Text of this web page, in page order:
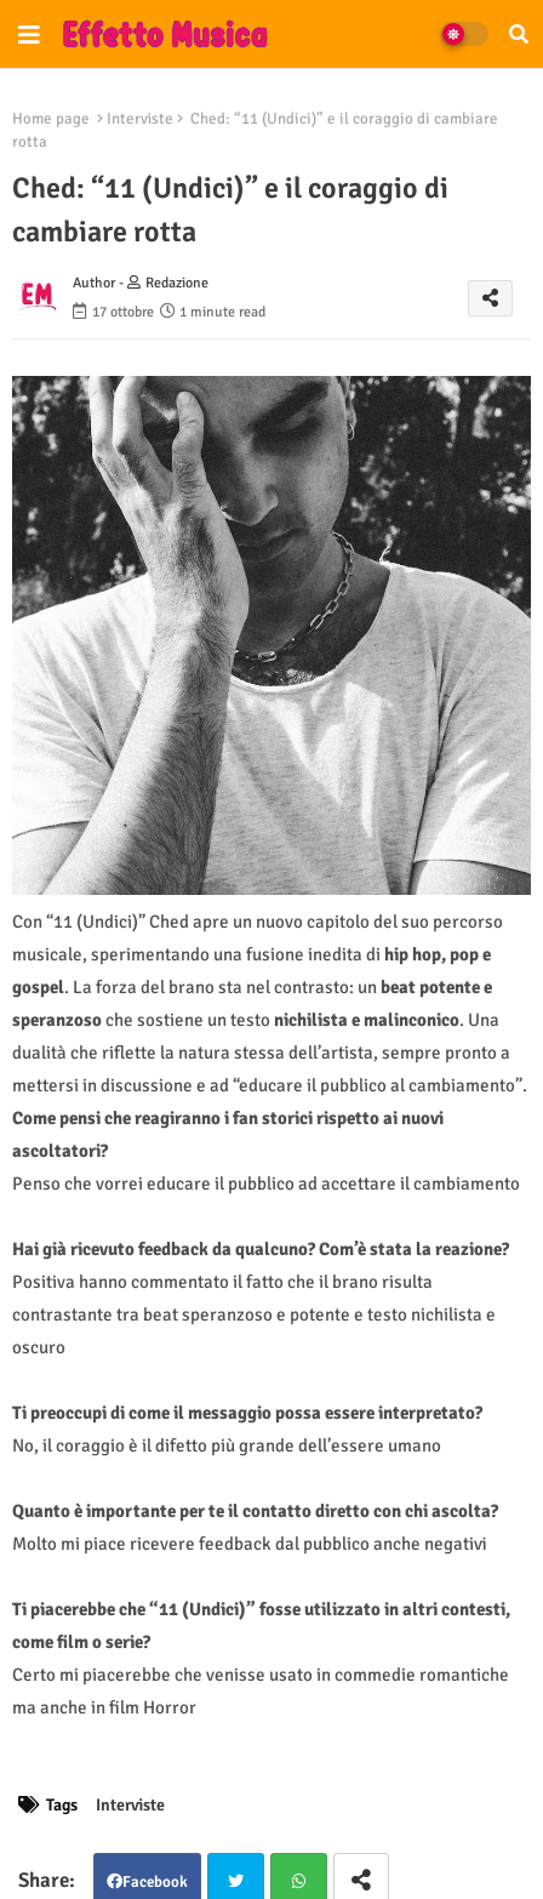
Home page Interviste
Ched: “11 (Undici)” e il coraggio di cambiare
rotta
Ched: “11 (Undici)” e il coraggio di
cambiare rotta
Author -
Redazione
17 ottobre
1 minute read
Con “11 (Undici)” Ched apre un nuovo capitolo del suo percorso
musicale, sperimentando una fusione inedita di hip hop, pop e
gospel. La forza del brano sta nel contrasto: un beat potente e
speranzosoche sostiene un testo nichilista e malinconico. Una
dualità che riflette la natura stessa dell’artista, sempre pronto a
mettersi in discussione e ad “educare il pubblico al cambiamento”.
Come pensi che reagiranno i fan storici rispetto ai nuovi
ascoltatori?
Penso che vorrei educare il pubblico ad accettare il cambiamento
Hai già ricevuto feedback da qualcuno? Com’è stata la reazione?
Positiva hanno commentato il fatto che il brano risulta
contrastante tra beat speranzoso e potente e testo nichilista e
oscuro
Ti preoccupi di come il messaggio possa essere interpretato?
No, il coraggio è il difetto più grande dell’essere umano
Quanto è importante per te il contatto diretto con chi ascolta?
Molto mi piace ricevere feedback dal pubblico anche negativi
Ti piacerebbe che “11 (Undici)” fosse utilizzato in altri contesti,
come film o serie?
Certo mi piacerebbe che venisse usato in commedie romantiche
ma anche in film Horror
Tags Interviste
Facebook